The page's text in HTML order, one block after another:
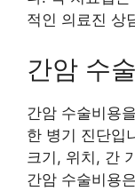
적인 의료진 상
간암 수
간암 수술비용
한 병기 진단입
크기, 위치, 간
간암 수술비용